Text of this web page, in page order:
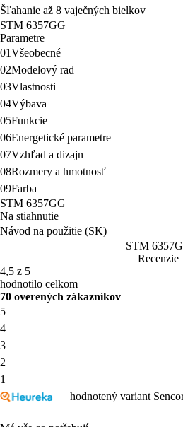
Šľahanie až 8 vaječných bielkov
STM 6357GG
Parametre
01Všeobecné
02Modelový rad
03Vlastnosti
04Výbava
05Funkcie
06Energetické parametre
07Vzhľad a dizajn
08Rozmery a hmotnosť
09Farba
STM 6357GG
Na stiahnutie
Návod na použitie (SK)
STM
Recenzie
4,5 z 5
hodnotilo celkom
70 overených zákazníkov
5
4
3
2
1
hodnotený variant